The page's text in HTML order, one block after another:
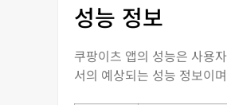
성능 정보
쿠팡이츠 앱의 성능은 사용
서의 예상되는 성능 정보이